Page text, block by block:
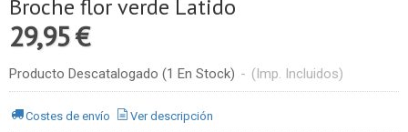
Broche flor verde Latido
29,95 €
Producto Descatalogado (1 En Stock) - (Imp. Incluidos)
Costes de envío Ver descripción